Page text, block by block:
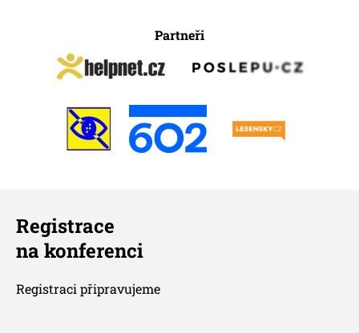
Partneři
Registrace
na konferenci
Registraci připravujeme